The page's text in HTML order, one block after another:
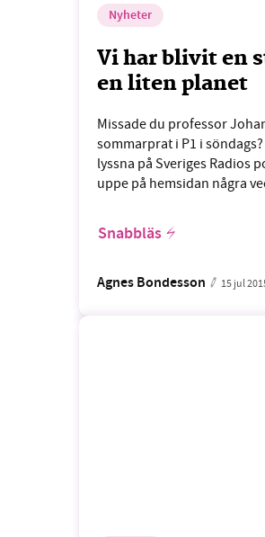
Nyheter
Vi har blivit en
en liten planet
Missade du professor
sommarprat i P1 i
lyssna på Sveriges Radios
uppe på hemsidan några
Snabbläs
Agnes Bondesson 15 jul